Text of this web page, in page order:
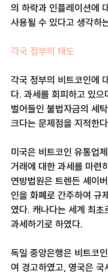
의 하락과 인플레이션에
사용될 수 있다고 생각하
각국 정부의 태도
각국 정부의 비트코인에
다. 과세를 회피하고 있
벌어들인 불법자금의 세
크다는 문제점을 지적한
미국은 비트코인 유통업
거래에 대한 과세를 마련
연방법원은 트렌든 셰이
인을 화폐로 간주하여 규
였다. 캐나다는 세계 최초
과세하기로 하였다.
독일 중앙은행은 비트코
여 경고하였고, 영국은 국